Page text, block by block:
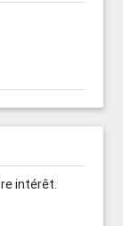
intérêt.